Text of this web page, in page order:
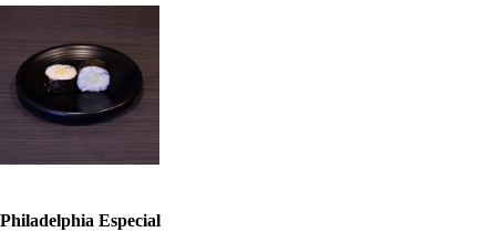
Philadelphia Especial